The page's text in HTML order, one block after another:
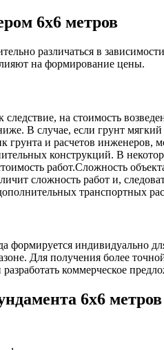
6х6 метров
различаться в
на формирование цены.
на стоимость
В случае, если грунт
грунта и расчетов
конструкций. В
работ.Сложность
сложность работ и,
транспортных
формируется
Для получения более
коммерческое
6х6 метров